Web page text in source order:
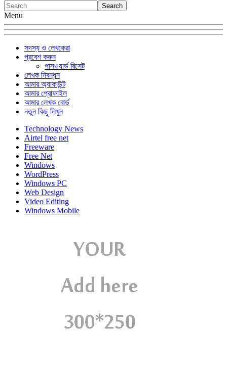
Menu
সদস্য ও লেখকেরা
প্রবেশ করুন
পাসওয়ার্ড রিসেট
লেখক নিবন্ধন
আমার অ্যাকাউন্ট
আমার প্রোফাইল
আমার লেখক বোর্ড
নতুন কিছু লিখুন
Technology News
Airtel free net
Freeware
Free Net
Windows
WordPress
Windows PC
Web Design
Video Editing
Windows Mobile